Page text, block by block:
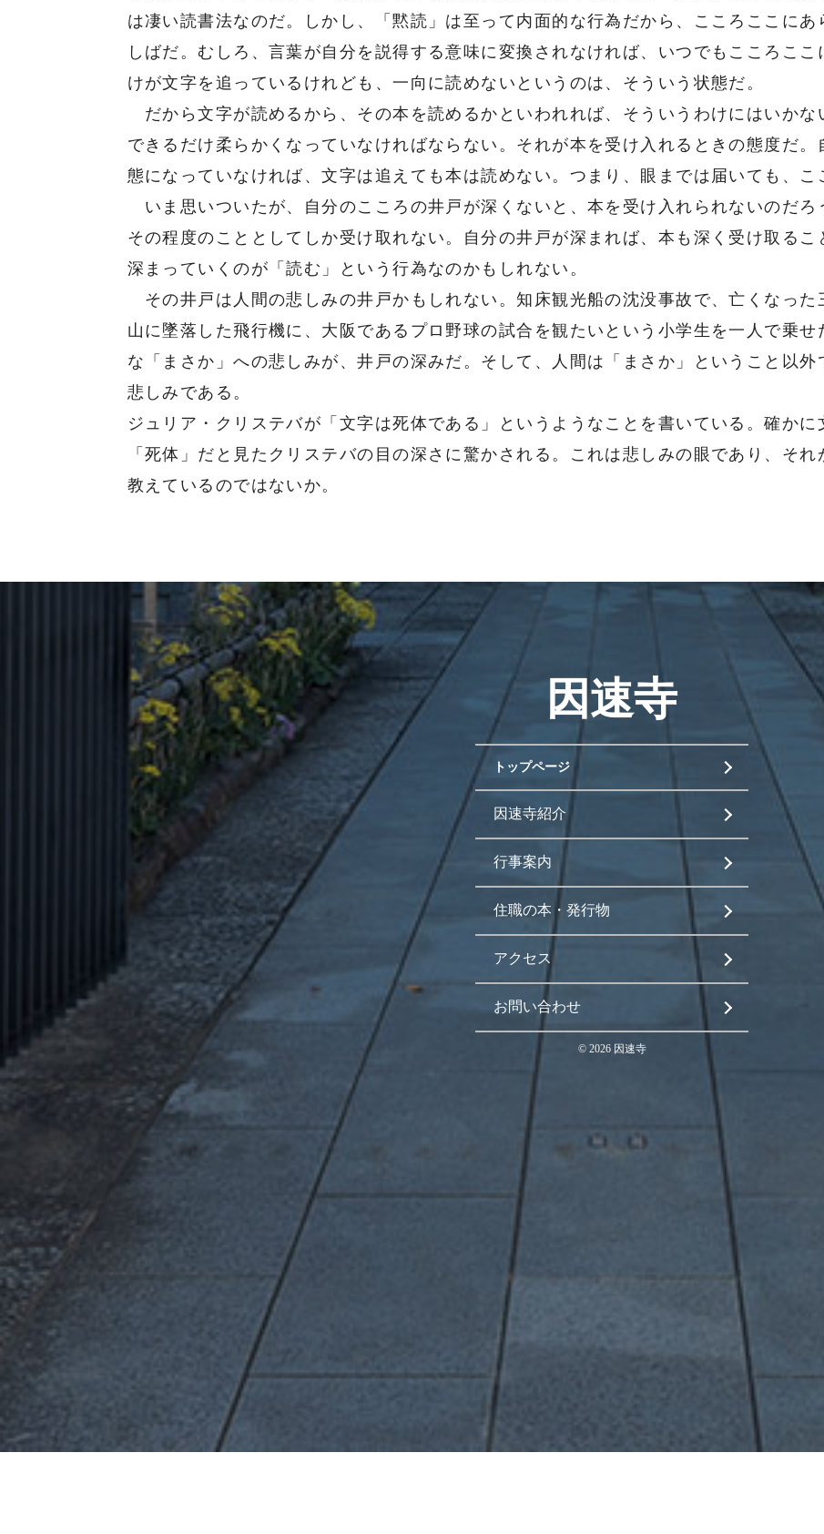
は凄い読書法なのだ。しかし、「黙読」は至って内面的な行為だから、こころここに
しばだ。むしろ、言葉が自分を説得する意味に変換されなければ、いつでもこころこ
けが文字を追っているけれども、一向に読めないというのは、そういう状態だ。
だから文字が読めるから、その本を読めるかといわれれば、そういうわけにはいかな
できるだけ柔らかくなっていなければならない。それが本を受け入れるときの態度だ
態になっていなければ、文字は追えても本は読めない。つまり、眼までは届いても、こ
いま思いついたが、自分のこころの井戸が深くないと、本を受け入れられないのだろ
その程度のこととしてしか受け取れない。自分の井戸が深まれば、本も深く受け取る
深まっていくのが「読む」という行為なのかもしれない。
その井戸は人間の悲しみの井戸かもしれない。知床観光船の沈没事故で、亡くなった
山に墜落した飛行機に、大阪であるプロ野球の試合を観たいという小学生を一人で乗
な「まさか」への悲しみが、井戸の深みだ。そして、人間は「まさか」ということ以
悲しみである。
ジュリア・クリステバが「文字は死体である」というようなことを書いている。確か
「死体」だと見たクリステバの目の深さに驚かされる。これは悲しみの眼であり、そ
教えているのではないか。
因速寺
トップページ
因速寺紹介
行事案内
住職の本・発行物
アクセス
お問い合わせ
© 2026因速寺